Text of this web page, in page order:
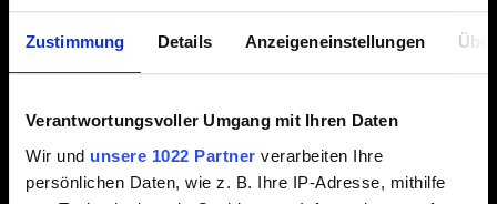
Zustimmung Details Anzeigeneinstellungen
Verantwortungsvoller Umgang mit Ihren Daten
Wir und unsere 1022 Partner verarbeiten Ihre
persönlichen Daten, wie z. B. Ihre IP-Adresse, mithilfe
Starten
Erweiterung/DLC nicht sichtbar (aber
runtergeladen und installiert)